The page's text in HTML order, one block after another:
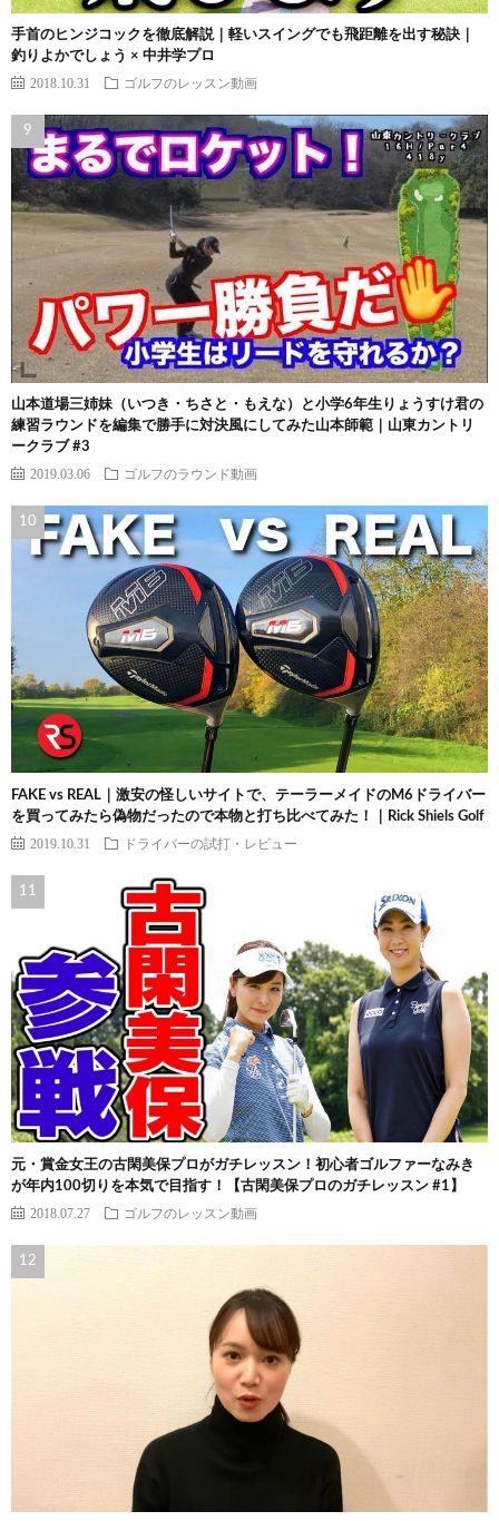
手首のヒンジコックを徹底解説｜軽いスイングでも飛距離を出す秘訣｜
釣りよかでしょう × 中井学プロ
2018.10.31 ゴルフのレッスン動画
山本道場三姉妹（いつき・ちさと・もえな）と小学6年生りょうすけ君の
練習ラウンドを編集で勝手に対決風にしてみた山本師範｜山東カントリ
ークラブ #3
2019.03.06 ゴルフのラウンド動画
FAKE vs REAL｜激安の怪しいサイトで、テーラーメイドのM6ドライバー
を買ってみたら偽物だったので本物と打ち比べてみた！｜Rick Shiels Golf
2019.10.31 ドライバーの試打・レビュー
元・賞金女王の古閑美保プロがガチレッスン！初心者ゴルファーなみき
が年内100切りを本気で目指す！【古閑美保プロのガチレッスン #1】
2018.07.27 ゴルフのレッスン動画